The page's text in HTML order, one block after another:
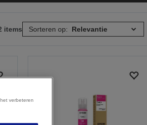
items Sorteren op:
verbeteren